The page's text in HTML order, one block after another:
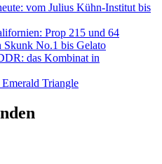
vom Julius Kühn-Institut bis
Prop 215 und 64
No.1 bis Gelato
das Kombinat in
Triangle